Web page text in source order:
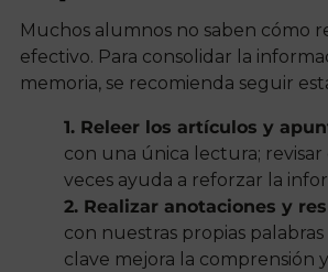
Muchos alumnos no saben cómo
efectivo. Para consolidar la
memoria, se recomienda seguir
1. Releer los artículos y
con una única lectura; revisar
veces ayuda a reforzar la
2. Realizar anotaciones y
con nuestras propias
clave mejora la comprensión